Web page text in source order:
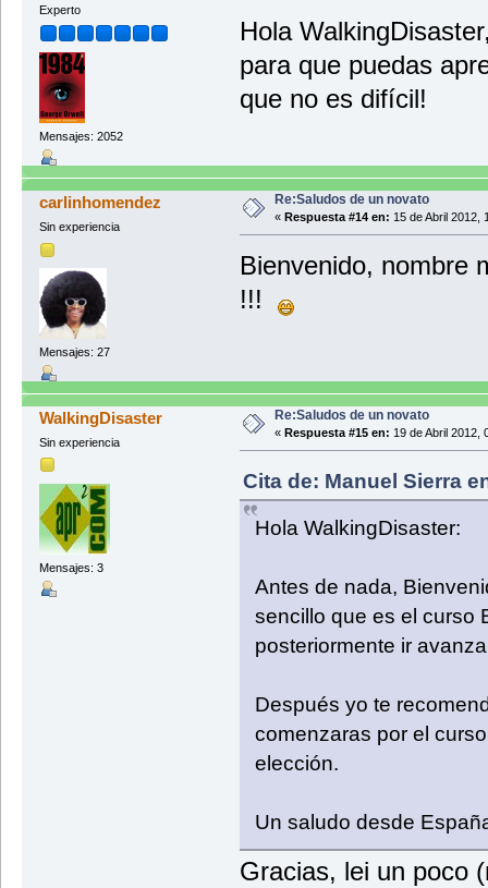
Experto
Mensajes: 2052
Hola
para que puedas
que no es difícil!
carlinhomendez
Sin experiencia
Mensajes: 27
Re:Saludos de un novato
« Respuesta #14 en: 15 de Abril 2012,
Bienvenido, nombre
!!!
WalkingDisaster
Sin experiencia
Mensajes: 3
Re:Saludos de un novato
« Respuesta #15 en: 19 de Abril 2012,
Cita de: Manuel Sierra
Hola WalkingDisaster:
Antes de nada,
sencillo que es el curso
posteriormente ir
Después yo te
comenzaras por el
elección.
Un saludo desde
Gracias, lei un poco